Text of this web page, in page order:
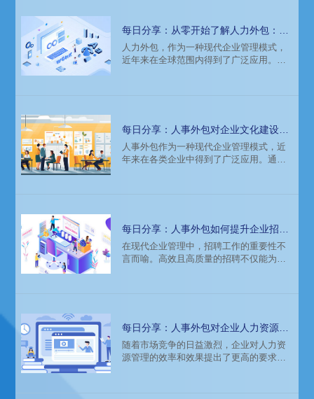
和优势。
每日分享：从零开始了解人力外包：概
念、流程及实际应用案例
人力外包，作为一种现代企业管理模式，
近年来在全球范围内得到了广泛应用。它
模式。
每日分享：人事外包对企业文化建设的
潜在影响
人事外包作为一种现代企业管理模式，近
年来在各类企业中得到了广泛应用。通过
生一系列潜在影响，值得我们深入探讨。
每日分享：人事外包如何提升企业招聘
效率与质量
在现代企业管理中，招聘工作的重要性不
言而喻。高效且高质量的招聘不仅能为企
管理模式，逐渐受到企业的青睐。本文将
详细探讨人事外包如何提升企业招聘效率
与质量。
每日分享：人事外包对企业人力资源信
息化的推动作用
随着市场竞争的日益激烈，企业对人力资
源管理的效率和效果提出了更高的要求。